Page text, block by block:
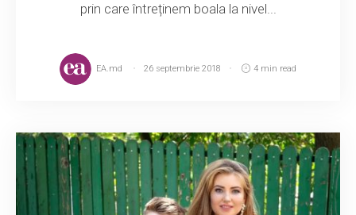
prin care întreținem boala la nivel...
EA.md 26 septembrie 2018 4 min read